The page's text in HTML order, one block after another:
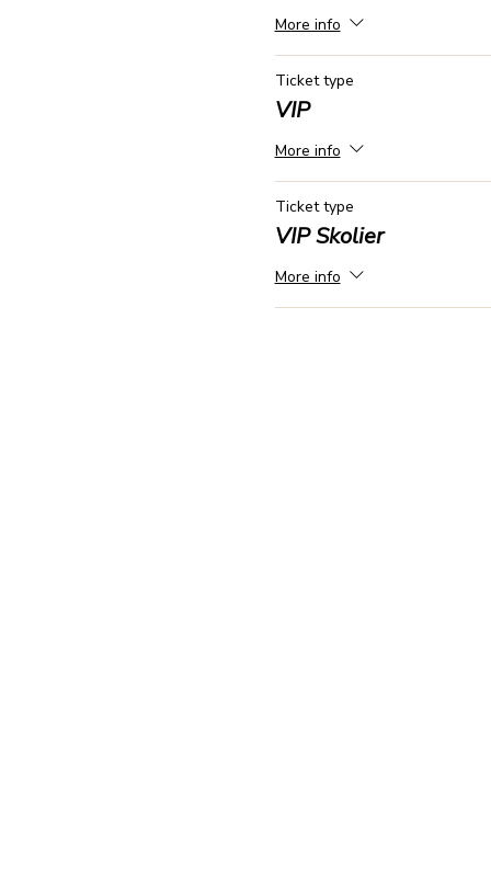
More info
Ticket type
VIP
More info
Ticket type
VIP Skolier
More info